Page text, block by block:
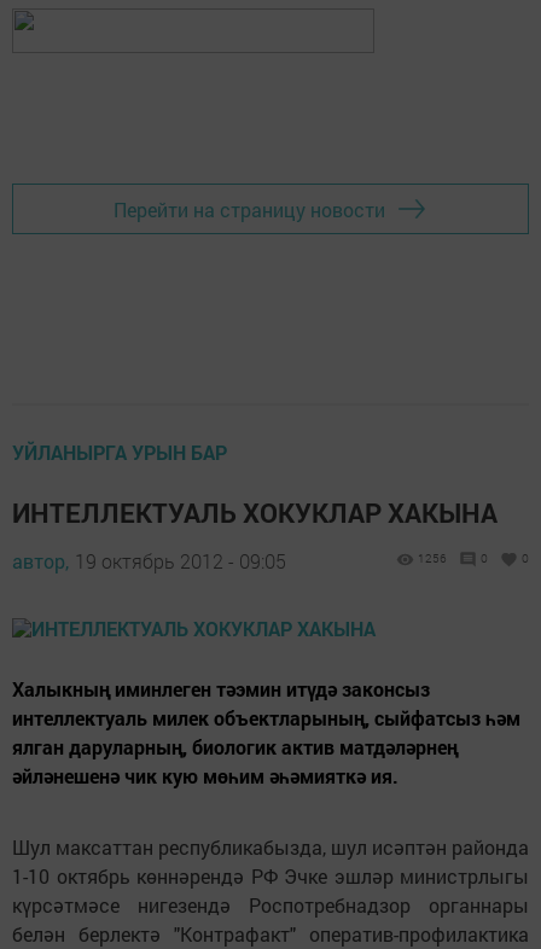
Перейти на страницу новости
УЙЛАНЫРГА УРЫН БАР
ИНТЕЛЛЕКТУАЛЬ ХОКУКЛАР ХАКЫНА
автор, 19 октябрь 2012 - 09:05 1256 0 0
Халыкның иминлеген тәэмин итүдә законсыз
интеллектуаль милек объектларының, сыйфатсыз һәм
ялган даруларның, биологик актив матдәләрнең
әйләнешенә чик кую мөһим әһәмияткә ия.
Шул максаттан республикабызда, шул исәптән районда
1-10 октябрь көннәрендә РФ Эчке эшләр министрлыгы
күрсәтмәсе нигезендә Роспотребнадзор органнары
белән берлектә "Контрафакт" оператив-профилактика